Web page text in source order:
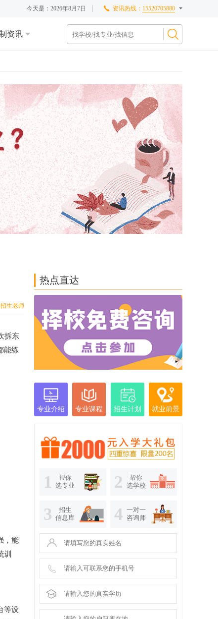
今天是： 2026年8月7日 资讯热线： 15520705880
资讯
热点直达
专业介绍 专业课程 招生计划 就业前景
1
帮你
选专业
2
帮你
选学校
3
招生
信息库
4 一对一
咨询师
生老师
拆东
能练
，能
等设